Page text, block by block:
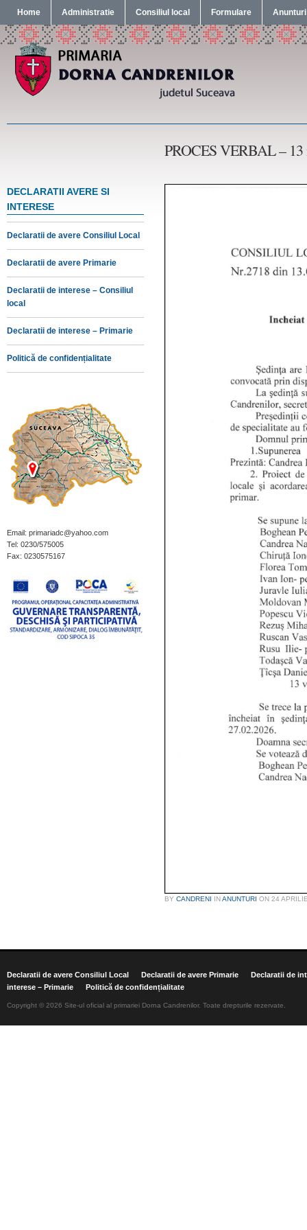
Home Administratie Consiliul local Formulare Anunturi
PROCES VERBAL – 13
DECLARATII AVERE SI
INTERESE
Declaratii de avere Consiliul Local
Declaratii de avere Primarie
Declaratii de interese – Consiliul
local
Declaratii de interese – Primarie
Politică de confidențialitate
Email: primariadc@yahoo.com
Tel: 0230/575005
Fax: 0230575167
BY CANDRENI INANUNTURI ON 24
Declaratii de avere Consiliul Local Declaratii de avere Primarie
Declaratii de
interese – Primarie
Politică de confidențialitate
Copyright © 2026 Site-ul oficial al primariei Dorna Candrenilor. Toate drepturile rezervate.